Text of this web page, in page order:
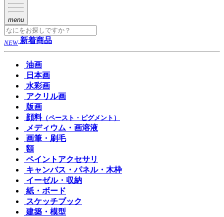
menu
NEW 新着商品
油画
日本画
水彩画
アクリル画
版画
顔料（ペースト・ピグメント）
メディウム・画溶液
画筆・刷毛
額
ペイントアクセサリ
キャンバス・パネル・木枠
イーゼル・収納
紙・ボード
スケッチブック
建築・模型